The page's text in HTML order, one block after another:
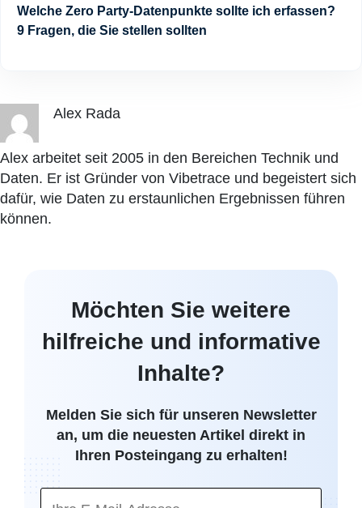
Welche Zero Party-Datenpunkte sollte ich erfassen?
9 Fragen, die Sie stellen sollten
Alex Rada
Alex arbeitet seit 2005 in den Bereichen Technik und
Daten. Er ist Gründer von Vibetrace und begeistert sich
dafür, wie Daten zu erstaunlichen Ergebnissen führen
können.
Möchten Sie weitere
hilfreiche und informative
Inhalte?
Melden Sie sich für unseren Newsletter
an, um die neuesten Artikel direkt in
Ihren Posteingang zu erhalten!